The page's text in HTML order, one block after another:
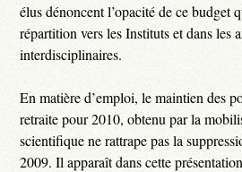
élus dénoncent l’opacité de ce budget
répartition vers les Instituts et dans les
interdisciplinaires.
En matière d’emploi, le maintien des
retraite pour 2010, obtenu par la
scientifique ne rattrape pas la
2009. Il apparaît dans cette